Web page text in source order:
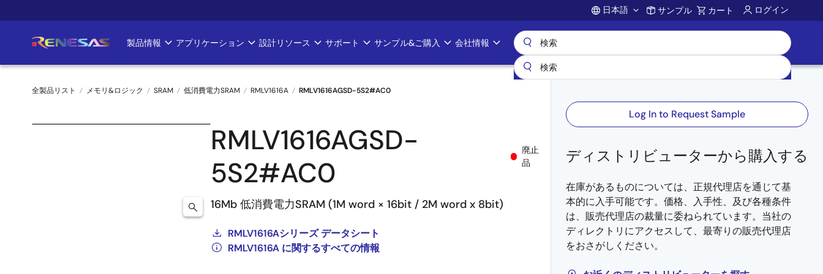
イ
ン
Account
日本語 サンプル カート ログイン
Main
navigation
製品情報 アプリケーション 設計リソース サポート サンプル&ご購入 会社情報
パ
全製品リスト メモリ&ロジック SRAM 低消費電力SRAM RMLV1616A RMLV1616AGSD-5S2#AC0
RMLV1616AGSD-
5S2#AC0
廃止
品
16Mb 低消費電力SRAM (1M word × 16bit / 2M word x 8bit)
RMLV1616Aシリーズ データシート
RMLV1616A に関するすべての情報
Log In to Request Sample
ディストリビューターから購入する
在庫があるものについては、正規代理店を通じて基
本的に入手可能です。価格、入手性、及び各種条件
は、販売代理店の裁量に委ねられています。当社の
ディレクトリにアクセスして、最寄りの販売代理店
をおさがしください。